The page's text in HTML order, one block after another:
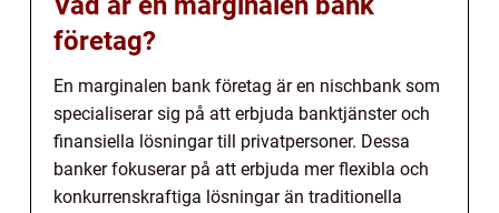
företag?
En marginalen bank företag är en nischbank som
specialiserar sig på att erbjuda banktjänster och
finansiella lösningar till privatpersoner. Dessa
banker fokuserar på att erbjuda mer flexibla och
konkurrenskraftiga lösningar än traditionella